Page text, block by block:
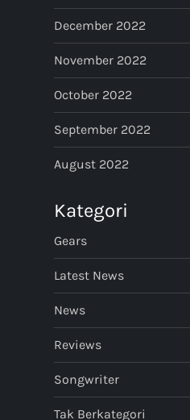
December 2022
November 2022
October 2022
September 2022
August 2022
Kategori
Gears
Latest News
News
Reviews
Songwriter
Tak Berkategori